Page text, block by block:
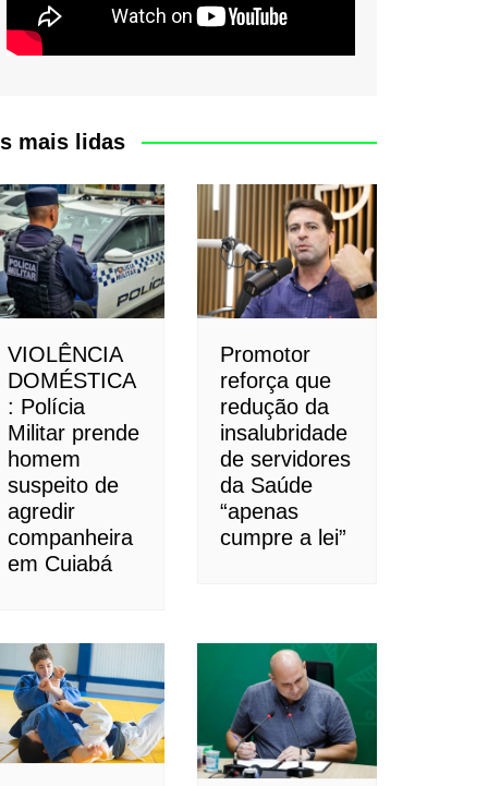
mais lidas
VIOLÊNCIA
DOMÉSTICA
: Polícia
Militar prende
homem
suspeito de
agredir
companheira
em Cuiabá
Promotor
reforça que
redução da
insalubridade
de servidores
da Saúde
“apenas
cumpre a lei”